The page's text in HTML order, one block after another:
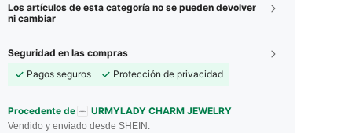
Los artículos de esta categoría no se pueden devolver
ni cambiar
Seguridad en las compras
Pagos seguros
Protección de privacidad
Procedente de URMYLADY CHARM JEWELRY
Vendido y enviado desde SHEIN.